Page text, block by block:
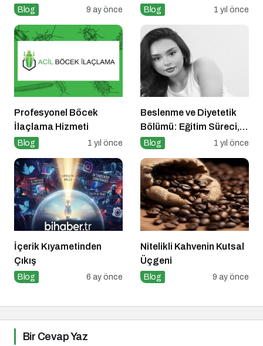
Blog Yönetimi için 10
Blog 9 ay önce
Kanıtlayan Olaylar
Blog 1 yıl önce
Profesyonel Böcek
İlaçlama Hizmeti
Blog 1 yıl önce
Beslenme ve Diyetetik
Bölümü: Eğitim Süreci,
Kariyer Olanakları ve
Blog 1 yıl önce
İçerik Kıyametinden
Çıkış
Blog 6 ay önce
Nitelikli Kahvenin Kutsal
Üçgeni
Blog 9 ay önce
Bir Cevap Yaz